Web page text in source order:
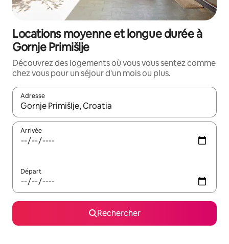
Locations moyenne et longue durée à
Gornje Primišlje
Découvrez des logements où vous vous sentez comme
chez vous pour un séjour d'un mois ou plus.
Adresse
Lorsque les résultats s'affichent, utilisez les flèches vers le
Arrivée
Départ
Rechercher